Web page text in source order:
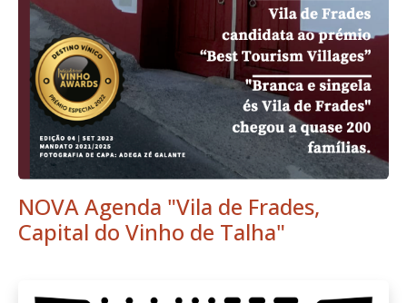
NOVA Agenda "Vila de Frades,
Capital do Vinho de Talha"